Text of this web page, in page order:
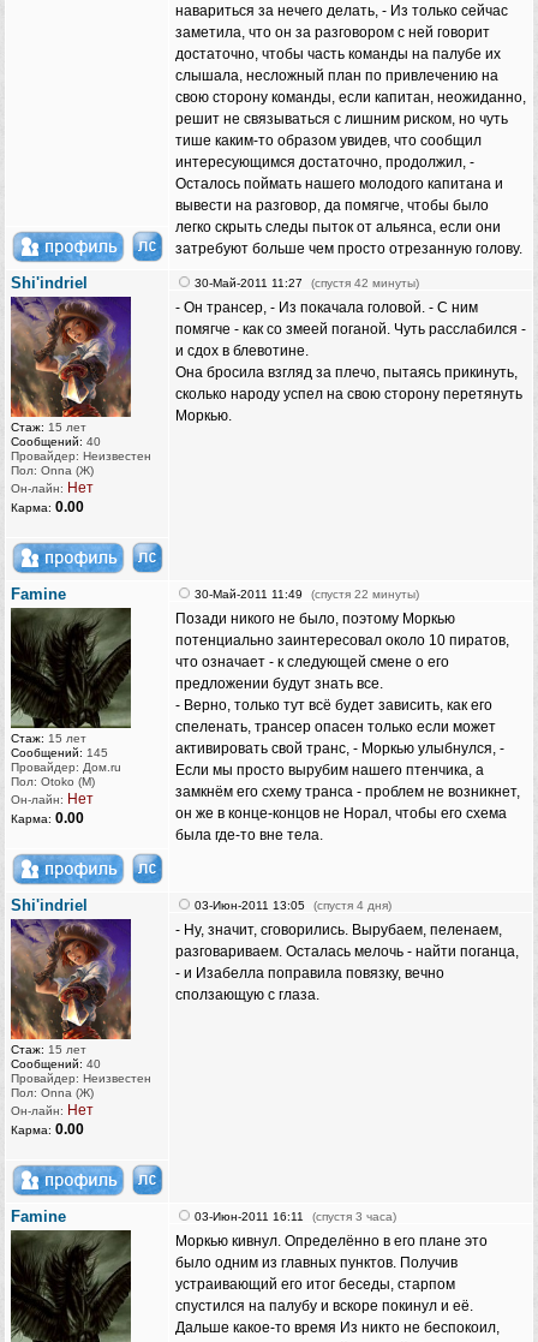
навариться за нечего делать, - Из только сейчас
заметила, что он за разговором с ней говорит
достаточно, чтобы часть команды на палубе их
слышала, несложный план по привлечению на
свою сторону команды, если капитан, неожиданно,
решит не связываться с лишним риском, но чуть
тише каким-то образом увидев, что сообщил
интересующимся достаточно, продолжил, -
Осталось поймать нашего молодого капитана и
вывести на разговор, да помягче, чтобы было
легко скрыть следы пыток от альянса, если они
затребуют больше чем просто отрезанную голову.
Shi'indriel
Стаж: 15 лет
Сообщений: 40
Провайдер: Неизвестен
Пол: Onna (Ж)
Он-лайн: Нет
Карма: 0.00
30-Май-2011 11:27 (спустя 42 минуты)
- Он трансер, - Из покачала головой. - С ним
помягче - как со змеей поганой. Чуть расслабился -
и сдох в блевотине.
Она бросила взгляд за плечо, пытаясь прикинуть,
сколько народу успел на свою сторону перетянуть
Моркью.
Famine
Стаж: 15 лет
Сообщений: 145
Провайдер: Дом.ru
Пол: Otoko (M)
Он-лайн: Нет
Карма: 0.00
30-Май-2011 11:49 (спустя 22 минуты)
Позади никого не было, поэтому Моркью
потенциально заинтересовал около 10 пиратов,
что означает - к следующей смене о его
предложении будут знать все.
- Верно, только тут всё будет зависить, как его
спеленать, трансер опасен только если может
активировать свой транс, - Моркью улыбнулся, -
Если мы просто вырубим нашего птенчика, а
замкнём его схему транса - проблем не возникнет,
он же в конце-концов не Норал, чтобы его схема
была где-то вне тела.
Shi'indriel
Стаж: 15 лет
Сообщений: 40
Провайдер: Неизвестен
Пол: Onna (Ж)
Он-лайн: Нет
Карма: 0.00
03-Июн-2011 13:05 (спустя 4 дня)
- Ну, значит, сговорились. Вырубаем, пеленаем,
разговариваем. Осталась мелочь - найти поганца,
- и Изабелла поправила повязку, вечно
сползающую с глаза.
Famine 03-Июн-2011 16:11 (спустя 3 часа)
Моркью кивнул. Определённо в его плане это
было одним из главных пунктов. Получив
устраивающий его итог беседы, старпом
спустился на палубу и вскоре покинул и её.
Дальше какое-то время Из никто не беспокоил,